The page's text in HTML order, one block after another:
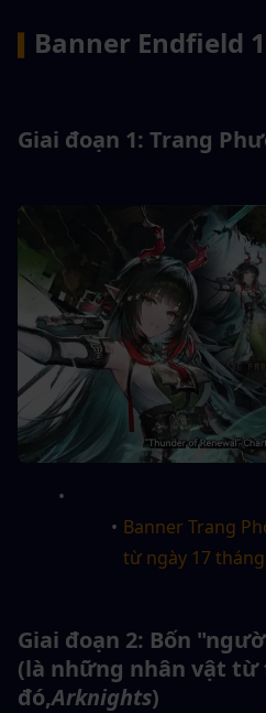
Banner Endfield
Giai đoạn 1: Trang
Banner Trang
từ ngày 17
Giai đoạn 2: Bốn
(là những nhân vật
đó,Arknights)